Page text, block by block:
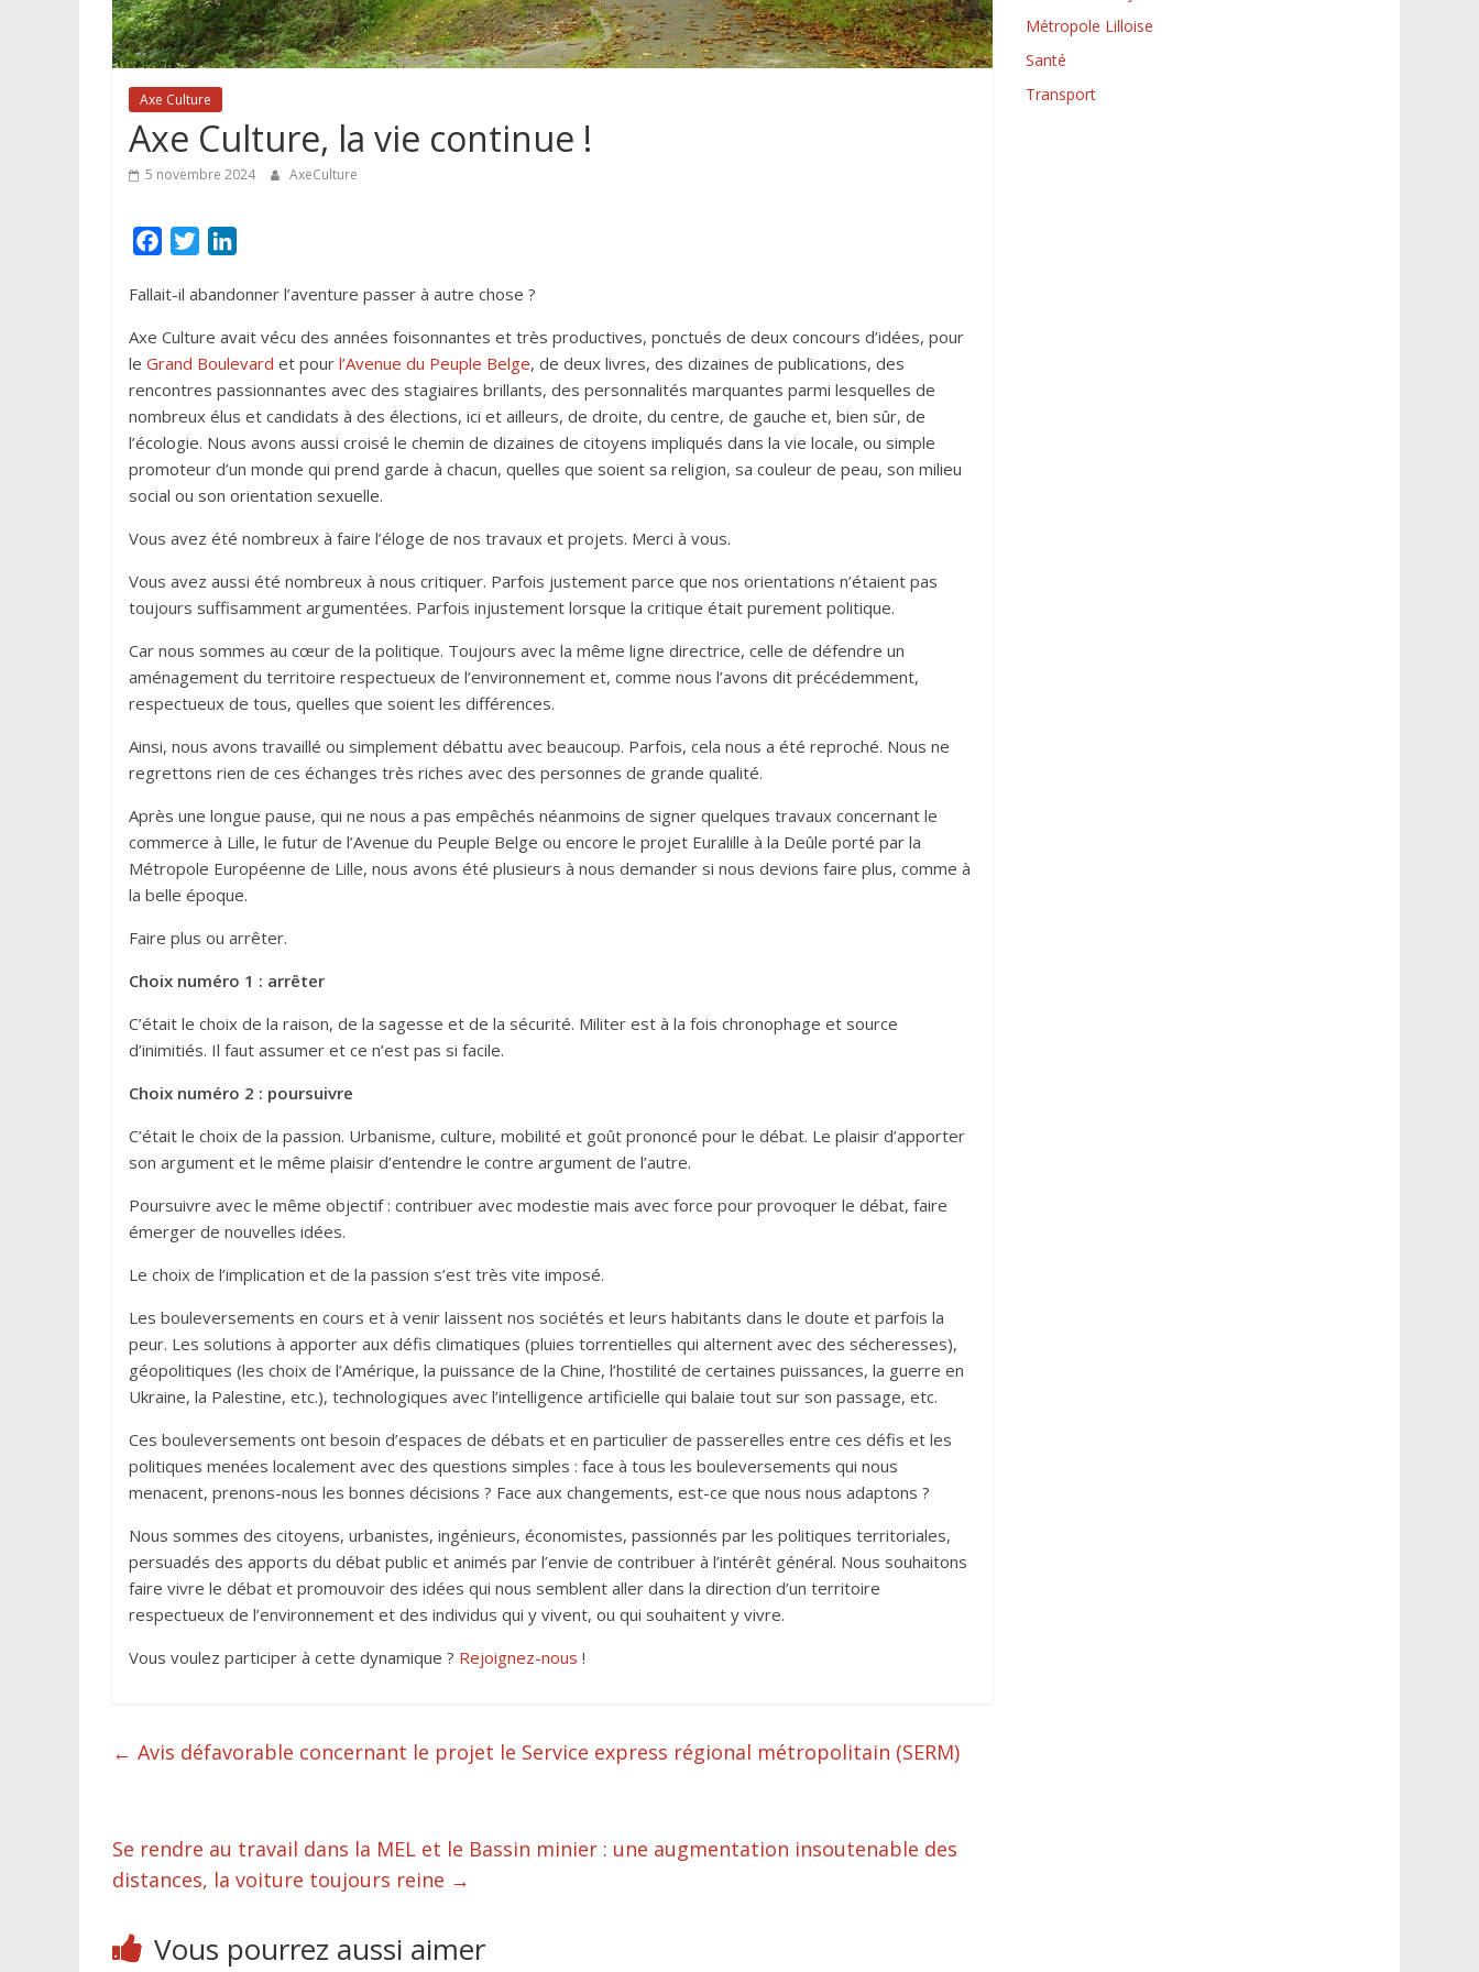
Axe Culture
Axe Culture, la vie continue !
5 novembre 2024 AxeCulture
c
e
b
o
o
k
i
t
e
r
n
e
d
I
n
Fallait-il abandonner l’aventure passer à autre chose ?
Axe Culture avait vécu des années foisonnantes et très productives, ponctués de deux concours d’idées, pour
le Grand Boulevard et pour l’Avenue du Peuple Belge, de deux livres, des dizaines de publications, des
rencontres passionnantes avec des stagiaires brillants, des personnalités marquantes parmi lesquelles de
nombreux élus et candidats à des élections, ici et ailleurs, de droite, du centre, de gauche et, bien sûr, de
l’écologie. Nous avons aussi croisé le chemin de dizaines de citoyens impliqués dans la vie locale, ou simple
promoteur d’un monde qui prend garde à chacun, quelles que soient sa religion, sa couleur de peau, son milieu
social ou son orientation sexuelle.
Vous avez été nombreux à faire l’éloge de nos travaux et projets. Merci à vous.
Vous avez aussi été nombreux à nous critiquer. Parfois justement parce que nos orientations n’étaient pas
toujours suffisamment argumentées. Parfois injustement lorsque la critique était purement politique.
Car nous sommes au cœur de la politique. Toujours avec la même ligne directrice, celle de défendre un
aménagement du territoire respectueux de l’environnement et, comme nous l’avons dit précédemment,
respectueux de tous, quelles que soient les différences.
Ainsi, nous avons travaillé ou simplement débattu avec beaucoup. Parfois, cela nous a été reproché. Nous ne
regrettons rien de ces échanges très riches avec des personnes de grande qualité.
Après une longue pause, qui ne nous a pas empêchés néanmoins de signer quelques travaux concernant le
commerce à Lille, le futur de l’Avenue du Peuple Belge ou encore le projet Euralille à la Deûle porté par la
Métropole Européenne de Lille, nous avons été plusieurs à nous demander si nous devions faire plus, comme à
la belle époque.
Faire plus ou arrêter.
Choix numéro 1 : arrêter
C’était le choix de la raison, de la sagesse et de la sécurité. Militer est à la fois chronophage et source
d’inimitiés. Il faut assumer et ce n’est pas si facile.
Choix numéro 2 : poursuivre
C’était le choix de la passion. Urbanisme, culture, mobilité et goût prononcé pour le débat. Le plaisir d’apporter
son argument et le même plaisir d’entendre le contre argument de l’autre.
Poursuivre avec le même objectif : contribuer avec modestie mais avec force pour provoquer le débat, faire
émerger de nouvelles idées.
Le choix de l’implication et de la passion s’est très vite imposé.
Les bouleversements en cours et à venir laissent nos sociétés et leurs habitants dans le doute et parfois la
peur. Les solutions à apporter aux défis climatiques (pluies torrentielles qui alternent avec des sécheresses),
géopolitiques (les choix de l’Amérique, la puissance de la Chine, l’hostilité de certaines puissances, la guerre en
Ukraine, la Palestine, etc.), technologiques avec l’intelligence artificielle qui balaie tout sur son passage, etc.
Ces bouleversements ont besoin d’espaces de débats et en particulier de passerelles entre ces défis et les
politiques menées localement avec des questions simples : face à tous les bouleversements qui nous
menacent, prenons-nous les bonnes décisions ? Face aux changements, est-ce que nous nous adaptons ?
Nous sommes des citoyens, urbanistes, ingénieurs, économistes, passionnés par les politiques territoriales,
persuadés des apports du débat public et animés par l’envie de contribuer à l’intérêt général. Nous souhaitons
faire vivre le débat et promouvoir des idées qui nous semblent aller dans la direction d’un territoire
respectueux de l’environnement et des individus qui y vivent, ou qui souhaitent y vivre.
Vous voulez participer à cette dynamique ? Rejoignez-nous !
← Avis défavorable concernant le projet le Service express régional métropolitain (SERM)
Se rendre au travail dans la MEL et le Bassin minier : une augmentation insoutenable des
distances, la voiture toujours reine →
Vous pourrez aussi aimer
Métropole Lilloise
Santé
Transport